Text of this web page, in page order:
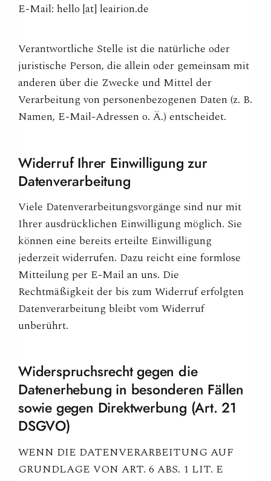
E-Mail: hello [at] leairion.de
Verantwortliche Stelle ist die natürliche oder
juristische Person, die allein oder gemeinsam mit
anderen über die Zwecke und Mittel der
Verarbeitung von personenbezogenen Daten (z. B.
Namen, E-Mail-Adressen o. Ä.) entscheidet.
Widerruf Ihrer Einwilligung zur
Datenverarbeitung
Viele Datenverarbeitungsvorgänge sind nur mit
Ihrer ausdrücklichen Einwilligung möglich. Sie
können eine bereits erteilte Einwilligung
jederzeit widerrufen. Dazu reicht eine formlose
Mitteilung per E-Mail an uns. Die
Rechtmäßigkeit der bis zum Widerruf erfolgten
Datenverarbeitung bleibt vom Widerruf
unberührt.
Widerspruchsrecht gegen die
Datenerhebung in besonderen Fällen
sowie gegen Direktwerbung (Art. 21
DSGVO)
WENN DIE DATENVERARBEITUNG AUF
GRUNDLAGE VON ART. 6 ABS. 1 LIT. E